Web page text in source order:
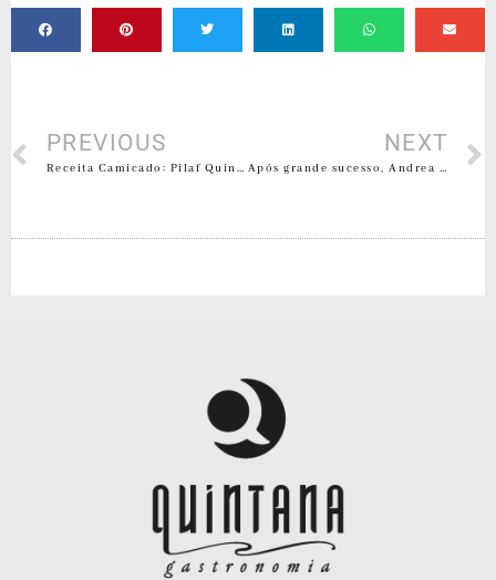
PREVIOUS
Receita Camicado: Pilaf Quintana!
NEXT
Após grande sucesso, Andrea Horn estende temporada no Quintana